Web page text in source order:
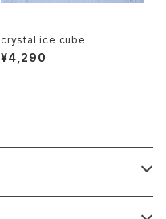
crystal ice cube
¥4,290